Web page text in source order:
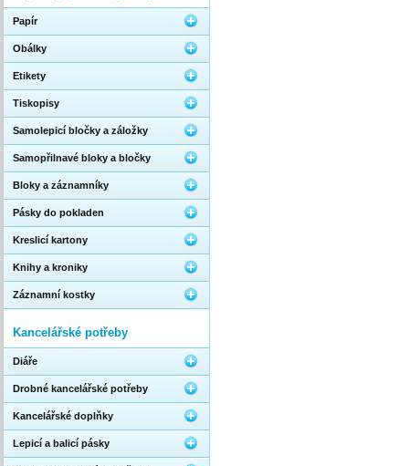
Papír
Obálky
Etikety
Tiskopisy
Samolepicí bločky a záložky
Samopřilnavé bloky a bločky
Bloky a záznamníky
Pásky do pokladen
Kreslicí kartony
Knihy a kroniky
Záznamní kostky
Kancelářské potřeby
Diáře
Drobné kancelářské potřeby
Kancelářské doplňky
Lepicí a balicí pásky